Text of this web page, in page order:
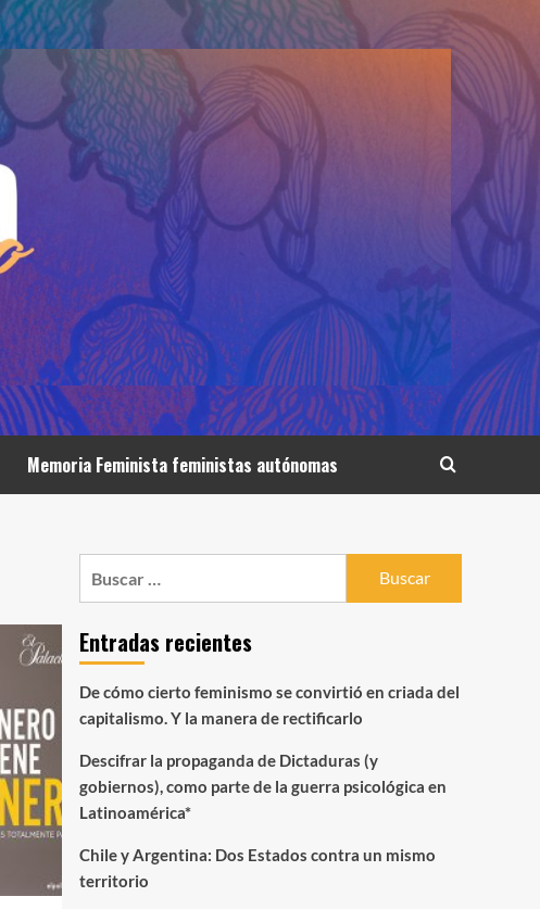
Memoria Feminista feministas autónomas
Entradas recientes
De cómo cierto feminismo se convirtió en criada del
capitalismo. Y la manera de rectificarlo
Descifrar la propaganda de Dictaduras (y
gobiernos), como parte de la guerra psicológica en
Latinoamérica*
Chile y Argentina: Dos Estados contra un mismo
territorio